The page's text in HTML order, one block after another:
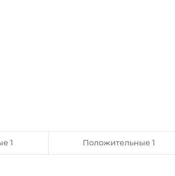
1 Положительные 1